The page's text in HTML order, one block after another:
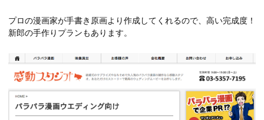
プロの漫画家が手書き原画より作成してくれるので、高い完成度！
新郎の手作りプランもあります。